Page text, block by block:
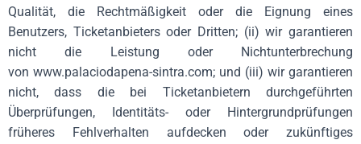
Qualität, die Rechtmäßigkeit oder die Eignung eines
Benutzers, Ticketanbieters oder Dritten; (ii) wir garantieren
nicht die Leistung oder Nichtunterbrechung
von www.palaciodapena-sintra.com; und (iii) wir garantieren
nicht, dass die bei Ticketanbietern durchgeführten
Überprüfungen, Identitäts- oder Hintergrundprüfungen
früheres Fehlverhalten aufdecken oder zukünftiges